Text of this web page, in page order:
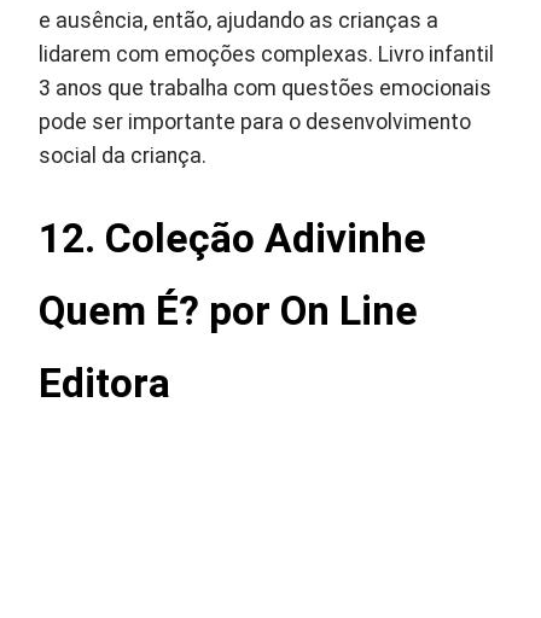
e ausência, então, ajudando as crianças a
lidarem com emoções complexas. Livro infantil
3 anos que trabalha com questões emocionais
pode ser importante para o desenvolvimento
social da criança.
12. Coleção Adivinhe
Quem É? por On Line
Editora